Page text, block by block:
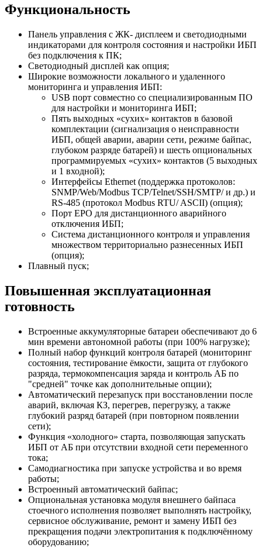
Функциональность
Панель управления с ЖК- дисплеем и светодиодными
индикаторами для контроля состояния и настройки ИБП
без подключения к ПК;
Светодиодный дисплей как опция;
Широкие возможности локального и удаленного
мониторинга и управления ИБП:
USB порт совместно со специализированным ПО
для настройки и мониторинга ИБП;
Пять выходных «сухих» контактов в базовой
комплектации (сигнализация о неисправности
ИБП, общей аварии, аварии сети, режиме байпас,
глубоком разряде батарей) и шесть опциональных
программируемых «сухих» контактов (5 выходных
и 1 входной);
Интерфейсы Ethernet (поддержка протоколов:
SNMP/Web/Modbus TCP/Telnet/SSH/SMTP/ и др.) и
RS-485 (протокол Modbus RTU/ ASCII) (опция);
Порт EPO для дистанционного аварийного
отключения ИБП;
Система дистанционного контроля и управления
множеством территориально разнесенных ИБП
(опция);
Плавный пуск;
Повышенная эксплуатационная
готовность
Встроенные аккумуляторные батареи обеспечивают до 6
мин времени автономной работы (при 100% нагрузке);
Полный набор функций контроля батарей (мониторинг
состояния, тестирование ёмкости, защита от глубокого
разряда, термокомпенсация заряда и контроль АБ по
"средней" точке как дополнительные опции);
Автоматический перезапуск при восстановлении после
аварий, включая КЗ, перегрев, перегрузку, а также
глубокий разряд батарей (при повторном появлении
сети);
Функция «холодного» старта, позволяющая запускать
ИБП от АБ при отсутствии входной сети переменного
тока;
Самодиагностика при запуске устройства и во время
работы;
Встроенный автоматический байпас;
Опциональная установка модуля внешнего байпаса
стоечного исполнения позволяет выполнять настройку,
сервисное обслуживание, ремонт и замену ИБП без
прекращения подачи электропитания к подключённому
оборудованию;